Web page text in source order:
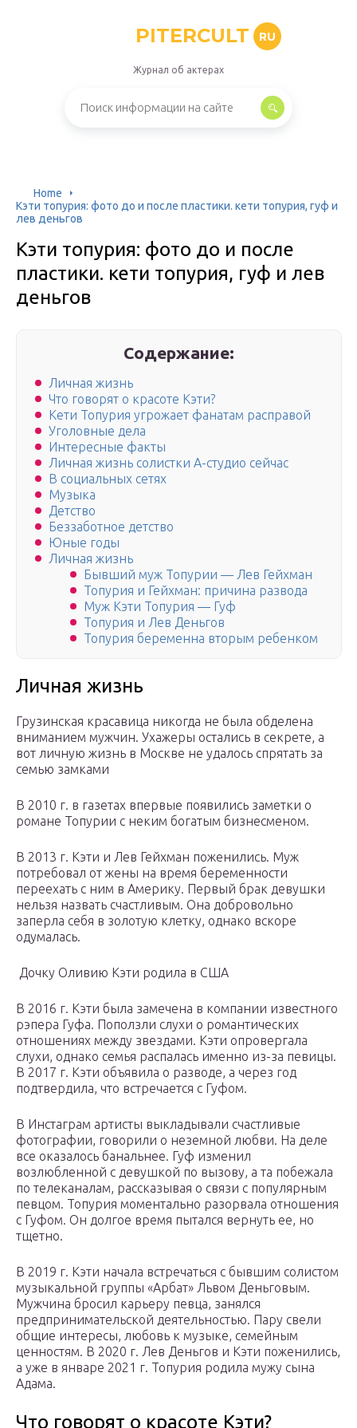
PITERCULT RU
Журнал об актерах
Home
Кэти топурия: фото до и после пластики. кети топурия, гуф и
лев деньгов
Кэти топурия: фото до и после
пластики. кети топурия, гуф и лев
деньгов
Содержание:
Личная жизнь
Что говорят о красоте Кэти?
Кети Топурия угрожает фанатам расправой
Уголовные дела
Интересные факты
Личная жизнь солистки А-студио сейчас
В социальных сетях
Музыка
Детство
Беззаботное детство
Юные годы
Личная жизнь
Бывший муж Топурии — Лев Гейхман
Топурия и Гейхман: причина развода
Муж Кэти Топурия — Гуф
Топурия и Лев Деньгов
Топурия беременна вторым ребенком
Личная жизнь
Грузинская красавица никогда не была обделена
вниманием мужчин. Ухажеры остались в секрете, а
вот личную жизнь в Москве не удалось спрятать за
семью замками
В 2010 г. в газетах впервые появились заметки о
романе Топурии с неким богатым бизнесменом.
В 2013 г. Кэти и Лев Гейхман поженились. Муж
потребовал от жены на время беременности
переехать с ним в Америку. Первый брак девушки
нельзя назвать счастливым. Она добровольно
заперла себя в золотую клетку, однако вскоре
одумалась.
Дочку Оливию Кэти родила в США
В 2016 г. Кэти была замечена в компании известного
рэпера Гуфа. Поползли слухи о романтических
отношениях между звездами. Кэти опровергала
слухи, однако семья распалась именно из-за певицы.
В 2017 г. Кэти объявила о разводе, а через год
подтвердила, что встречается с Гуфом.
В Инстаграм артисты выкладывали счастливые
фотографии, говорили о неземной любви. На деле
все оказалось банальнее. Гуф изменил
возлюбленной с девушкой по вызову, а та побежала
по телеканалам, рассказывая о связи с популярным
певцом. Топурия моментально разорвала отношения
с Гуфом. Он долгое время пытался вернуть ее, но
тщетно.
В 2019 г. Кэти начала встречаться с бывшим солистом
музыкальной группы «Арбат» Львом Деньговым.
Мужчина бросил карьеру певца, занялся
предпринимательской деятельностью. Пару свели
общие интересы, любовь к музыке, семейным
ценностям. В 2020 г. Лев Деньгов и Кэти поженились,
а уже в январе 2021 г. Топурия родила мужу сына
Адама.
Что говорят о красоте Кэти?